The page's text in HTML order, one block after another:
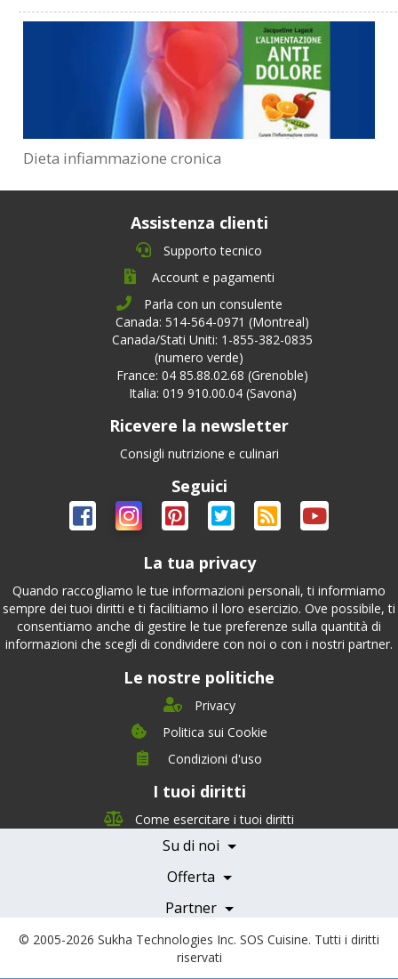
Dieta infiammazione cronica
Assistenza clienti
Supporto tecnico
Account e pagamenti
Parla con un consulente
Canada: 514-564-0971 (Montreal)
Canada/Stati Uniti: 1-855-382-0835
(numero verde)
France: 04 85.88.02.68 (Grenoble)
Italia: 019 910.00.04 (Savona)
Ricevere la newsletter
Consigli nutrizione e culinari
Seguici
La tua privacy
Quando raccogliamo le tue informazioni personali, ti informiamo
sempre dei tuoi diritti e ti facilitiamo il loro esercizio. Ove possibile, ti
consentiamo anche di gestire le tue preferenze sulla quantità di
informazioni che scegli di condividere con noi o con i nostri partner.
Le nostre politiche
Privacy
Politica sui Cookie
Condizioni d'uso
I tuoi diritti
Come esercitare i tuoi diritti
Su di noi
Chi siamo
Management Team
Team Nutrizione
Offerta
Testimonials
Servizi e Tariffe
Partner
Medici e Professionisti
Becoming a Partner
© 2005-2026 Sukha Technologies Inc. SOS Cuisine. Tutti i diritti
riservati